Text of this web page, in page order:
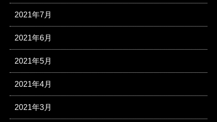
2021年7月
2021年6月
2021年5月
2021年4月
2021年3月